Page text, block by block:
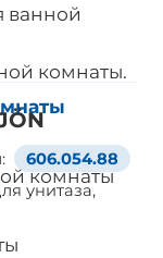
ванной
комнаты.
комнаты
606.054.88
унитаза,